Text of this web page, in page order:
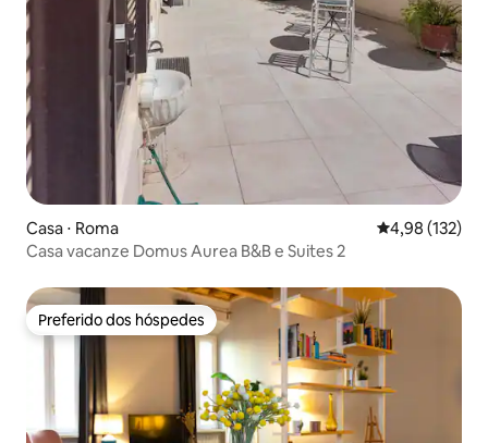
Casa ⋅ Roma 4,98 de uma
4,98 (132)
Casa vacanze Domus Aurea B&B e Suites 2
Preferido dos hóspedes
Preferido dos hóspedes